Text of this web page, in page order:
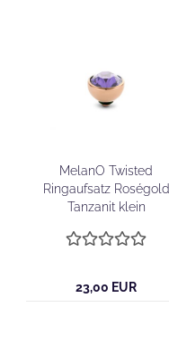
MelanO Twisted
Ringaufsatz Roségold
Tanzanit klein
23,00 EUR